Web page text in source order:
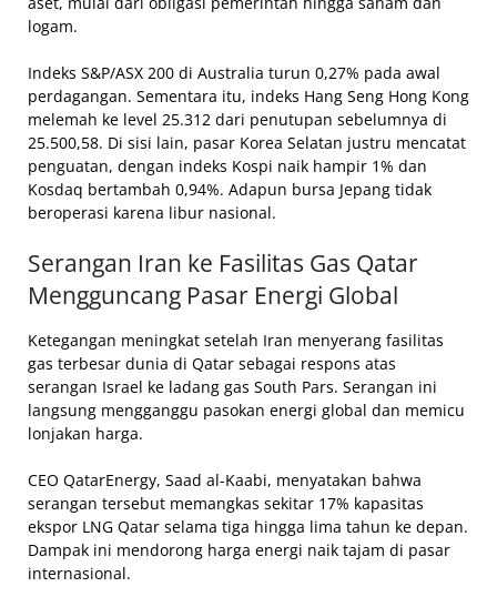
logam.
Indeks S&P/ASX 200 di Australia turun 0,27% pada awal
perdagangan. Sementara itu, indeks Hang Seng Hong Kong
melemah ke level 25.312 dari penutupan sebelumnya di
25.500,58. Di sisi lain, pasar Korea Selatan justru mencatat
penguatan, dengan indeks Kospi naik hampir 1% dan
Kosdaq bertambah 0,94%. Adapun bursa Jepang tidak
beroperasi karena libur nasional.
Serangan Iran ke Fasilitas Gas Qatar
Mengguncang Pasar Energi Global
Ketegangan meningkat setelah Iran menyerang fasilitas
gas terbesar dunia di Qatar sebagai respons atas
serangan Israel ke ladang gas South Pars. Serangan ini
langsung mengganggu pasokan energi global dan memicu
lonjakan harga.
CEO QatarEnergy, Saad al-Kaabi, menyatakan bahwa
serangan tersebut memangkas sekitar 17% kapasitas
ekspor LNG Qatar selama tiga hingga lima tahun ke depan.
Dampak ini mendorong harga energi naik tajam di pasar
internasional.